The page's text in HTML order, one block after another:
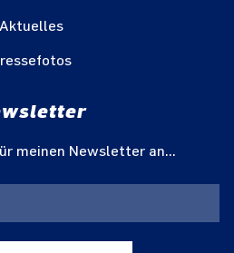
Aktuelles
meinen Newsletter an...